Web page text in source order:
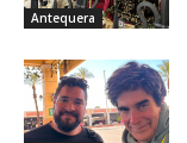
Antequera